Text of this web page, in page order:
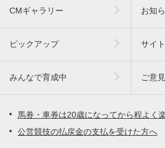
CMギャラリー お知
ピックアップ サイ
みんなで育成中 ご意
馬券・車券は20歳になってから程よく
公営競技の払戻金の支払を受けた方へ